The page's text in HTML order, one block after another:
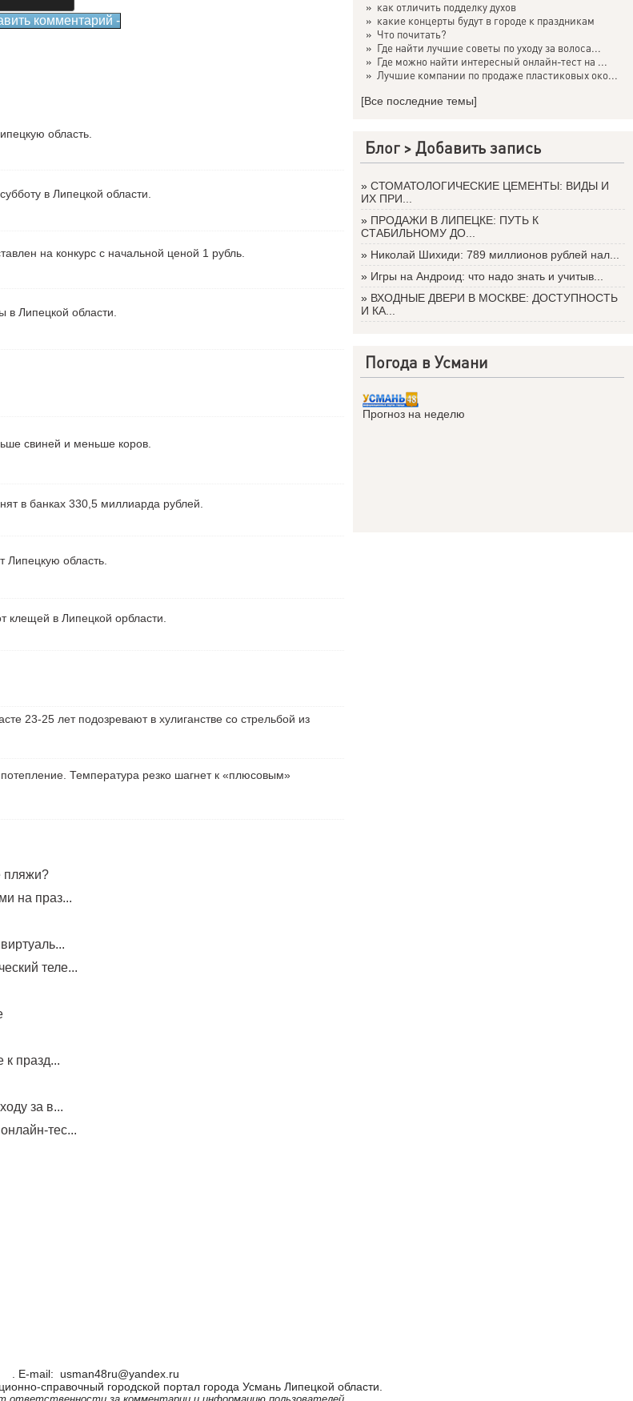
область.
в Липецкой области.
на конкурс с начальной ценой 1 рубль.
в Липецкой области.
свиней и меньше коров.
в банках 330,5 миллиарда рублей.
Липецкую область.
клещей в Липецкой орбласти.
23-25 лет подозревают в хулиганстве со стрельбой из
Температура резко шагнет к «плюсовым»
пляжи?
на праз...
теле...
к празд...
за в...
тес...
» как отличить подделку духов
» какие концерты будут в городе к праздникам
» Что почитать?
» Где найти лучшие советы по уходу за волоса...
» Где можно найти интересный онлайн-тест на ...
» Лучшие компании по продаже пластиковых око...
[Все последние темы]
Блог >Добавить запись
» СТОМАТОЛОГИЧЕСКИЕ ЦЕМЕНТЫ: ВИДЫ И
ИХ ПРИ...
» ПРОДАЖИ В ЛИПЕЦКЕ: ПУТЬ К
СТАБИЛЬНОМУ ДО...
» Николай Шихиди: 789 миллионов рублей нал...
» Игры на Андроид: что надо знать и учитыв...
» ВХОДНЫЕ ДВЕРИ В МОСКВЕ: ДОСТУПНОСТЬ
И КА...
Погода в Усмани
Прогноз на неделю
. Е-mail: usman48ru@yandex.ru
справочный городской портал города Усмань Липецкой области.